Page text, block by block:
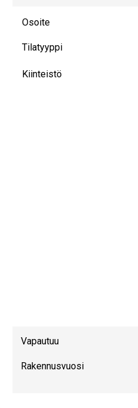
Osoite
Tilatyyppi
Kiinteistö
Vapautuu
Rakennusvuosi